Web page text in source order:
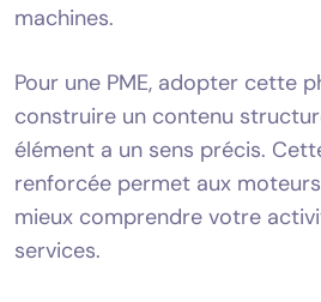
machines.
Pour une PME, adopter cette
construire un contenu
élément a un sens précis.
renforcée permet aux
mieux comprendre votre
services.